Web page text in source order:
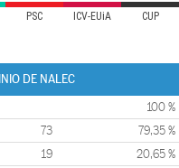
PSC ICV-EUiA CUP
DE NALEC
100 %
73 79,35 %
19 20,65 %